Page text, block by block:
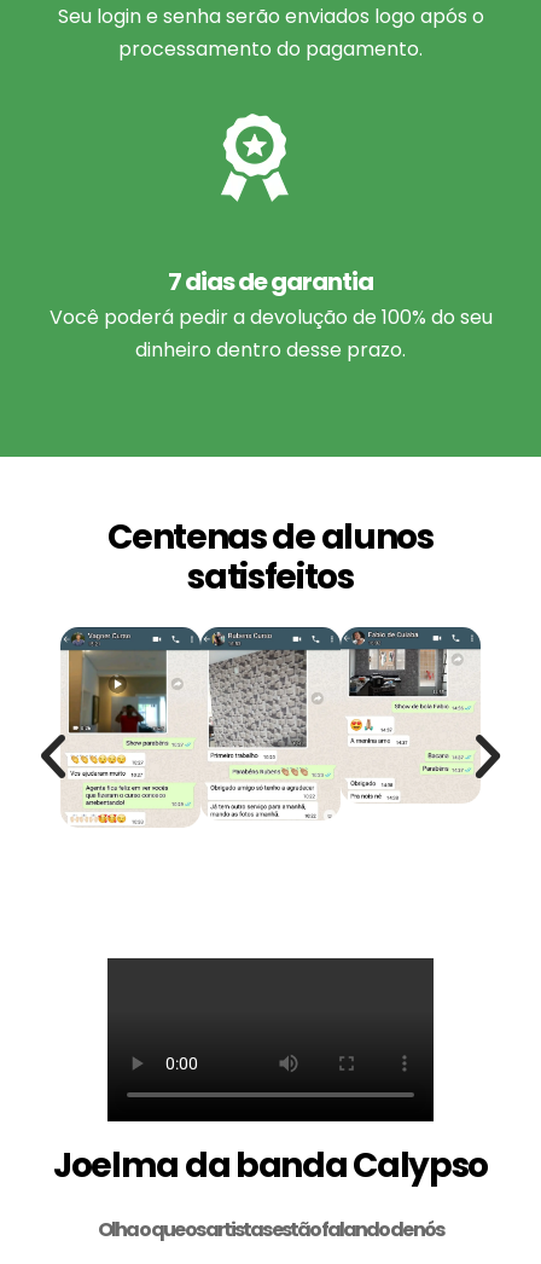
Seu login e senha serão enviados logo após o
processamento do pagamento.
7 dias de garantia
Você poderá pedir a devolução de 100% do seu
dinheiro dentro desse prazo.
Centenas de alunos
satisfeitos
Joelma da banda Calypso
Olha o que os artistas estão falando de nós